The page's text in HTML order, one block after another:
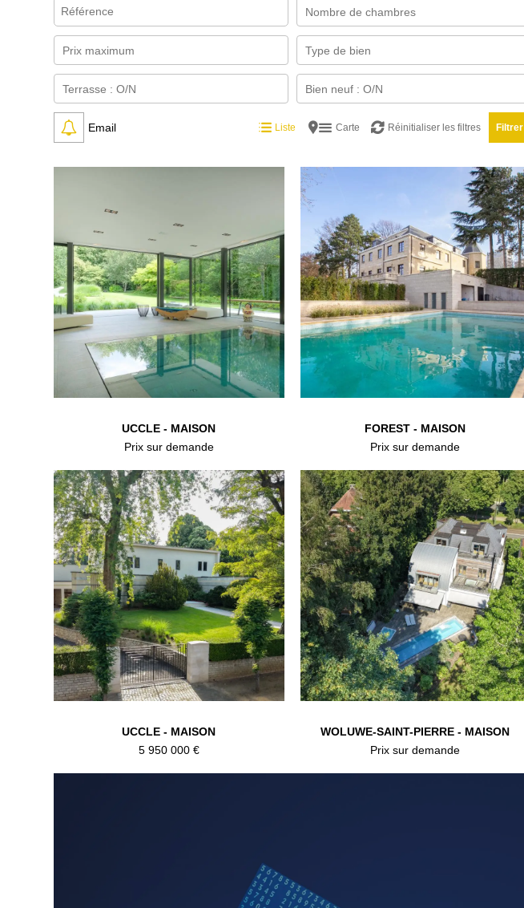
Email Liste Carte Réinitialiser les filtres Filtrer
UCCLE - MAISON
Prix sur demande
FOREST - MAISON
Prix sur demande
UCCLE - MAISON
5 950 000 €
WOLUWE-SAINT-PIERRE - MAISON
Prix sur demande